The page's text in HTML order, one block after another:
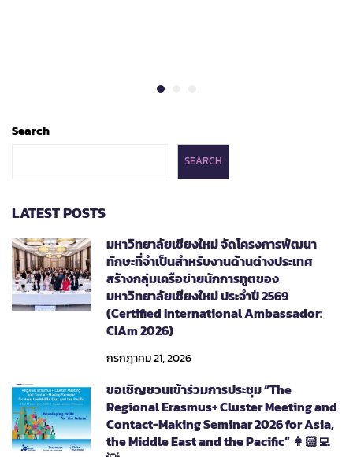
Search
SEARCH
LATEST POSTS
มหาวิทยาลัยเชียงใหม่ จัดโครงการพัฒนา
ทักษะที่จำเป็นสำหรับงานด้านต่างประเทศ
สร้างกลุ่มเครือข่ายนักการทูตของ
มหาวิทยาลัยเชียงใหม่ ประจำปี 2569
(Certified International Ambassador:
CIAm 2026)
กรกฎาคม 21, 2026
ขอเชิญชวนเข้าร่วมการประชุม “The
Regional Erasmus+ Cluster Meeting and
Contact-Making Seminar 2026 for Asia,
the Middle East and the Pacific” 👩🏻‍💻